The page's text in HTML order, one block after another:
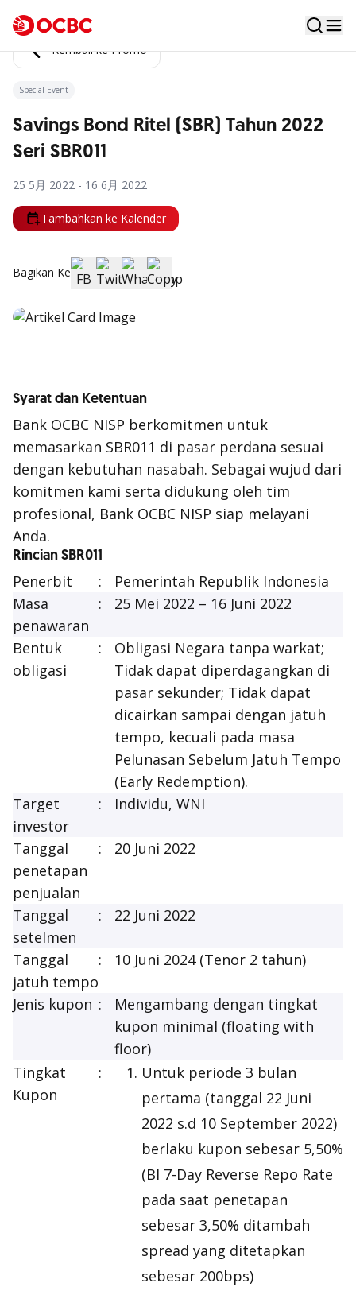
Kembali ke Promo
Special Event
Savings Bond Ritel (SBR) Tahun 2022
Seri SBR011
25 5月 2022 - 16 6月 2022
Tambahkan ke Kalender
Bagikan Ke
Syarat dan Ketentuan
Bank OCBC NISP berkomitmen untuk
memasarkan SBR011 di pasar perdana sesuai
dengan kebutuhan nasabah. Sebagai wujud dari
komitmen kami serta didukung oleh tim
profesional, Bank OCBC NISP siap melayani
Anda.
Rincian SBR011
Penerbit :
Pemerintah Republik Indonesia
Masa
penawaran
: 25 Mei 2022 – 16 Juni 2022
Bentuk
obligasi
:
Obligasi Negara tanpa warkat;
Tidak dapat diperdagangkan di
pasar sekunder; Tidak dapat
dicairkan sampai dengan jatuh
tempo, kecuali pada masa
Pelunasan Sebelum Jatuh Tempo
(Early Redemption).
Target
investor
: Individu, WNI
Tanggal
penetapan
penjualan
: 20 Juni 2022
Tanggal
setelmen
: 22 Juni 2022
Tanggal
jatuh tempo
: 10 Juni 2024 (Tenor 2 tahun)
Jenis kupon :
Mengambang dengan tingkat
kupon minimal (floating with
floor)
Tingkat
Kupon
:
Untuk periode 3 bulan
pertama (tanggal 22 Juni
2022 s.d 10 September 2022)
berlaku kupon sebesar 5,50%
(BI 7-Day Reverse Repo Rate
pada saat penetapan
sebesar 3,50% ditambah
spread yang ditetapkan
sebesar 200bps)